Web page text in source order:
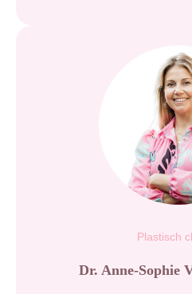
Plastisch
Dr. Anne-Sophie